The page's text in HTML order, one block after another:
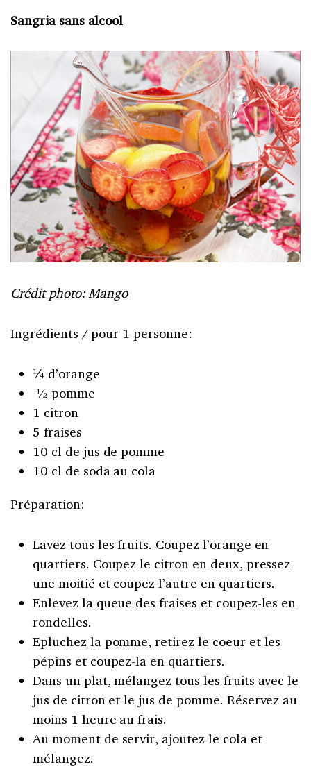
Sangria sans alcool
Crédit photo: Mango
Ingrédients / pour 1 personne:
¼ d’orange
½ pomme
1 citron
5 fraises
10 cl de jus de pomme
10 cl de soda au cola
Préparation:
Lavez tous les fruits. Coupez l’orange en
quartiers. Coupez le citron en deux, pressez
une moitié et coupez l’autre en quartiers.
Enlevez la queue des fraises et coupez-les en
rondelles.
Epluchez la pomme, retirez le coeur et les
pépins et coupez-la en quartiers.
Dans un plat, mélangez tous les fruits avec le
jus de citron et le jus de pomme. Réservez au
moins 1 heure au frais.
Au moment de servir, ajoutez le cola et
mélangez.